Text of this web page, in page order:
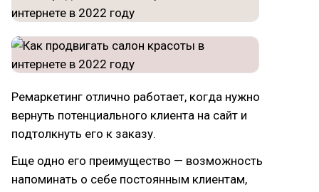
Ремаркетинг отлично работает, когда нужно
вернуть потенциального клиента на сайт и
подтолкнуть его к заказу.
Еще одно его преимущество — возможность
напоминать о себе постоянным клиентам,